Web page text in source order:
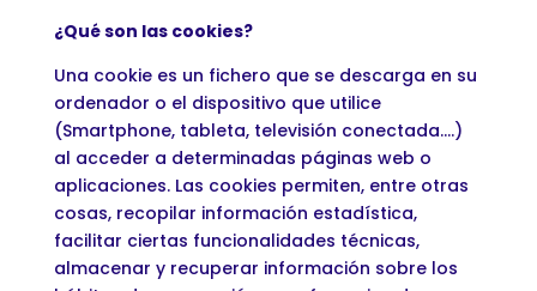
¿Qué son las cookies?
Una cookie es un fichero que se descarga en su
ordenador o el dispositivo que utilice
(Smartphone, tableta, televisión conectada….)
al acceder a determinadas páginas web o
aplicaciones. Las cookies permiten, entre otras
cosas, recopilar información estadística,
facilitar ciertas funcionalidades técnicas,
almacenar y recuperar información sobre los